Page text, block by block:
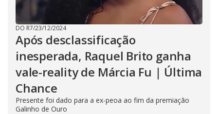
DO R7/23/12/2024
Após desclassificação
inesperada, Raquel Brito ganha
vale-reality de Márcia Fu | Última
Chance
Presente foi dado para a ex-peoa ao fim da premiação
Galinho de Ouro